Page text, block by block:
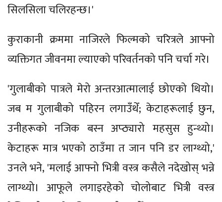
सिलसिला चलिरहन्छ।'
कुराकानी क्रममा नाजिरले फिल्मको चरित्रले आफ्नो
व्यक्तिगत जीवनमा ल्याएको परिवर्तनको पनि चर्चा गरे।
'गुलाबीको पात्रले मेरो अन्तरआत्मालाई छोएको थियो।
जब म गुलाबीको पहिरन लगाउँथेँ; केटाहरूलाई छुन,
उनीहरूको नजिक बस्न अप्ठ्यारो महसुस हुन्थ्यो।
केटाहरू मात्र भएको ठाउँमा त जान पनि डर लाग्थ्यो,'
उनले भने, 'मलाई आफ्नो भित्री वस्त्र कसैले नदेखोस् भन्ने
लाग्थ्यो। आफूले लगाइरहेको चोलोबाट भित्री वस्त्र